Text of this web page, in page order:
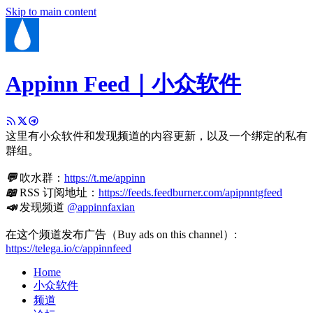
Skip to main content
Appinn Feed｜小众软件
这里有小众软件和发现频道的内容更新，以及一个绑定的私有
群组。
💬吹水群： https://t.me/appinn
📖RSS 订阅地址： https://feeds.feedburner.com/apipnntgfeed
📣发现频道 @appinnfaxian
在这个频道发布广告（Buy ads on this channel）:
https://telega.io/c/appinnfeed
Home
小众软件
频道